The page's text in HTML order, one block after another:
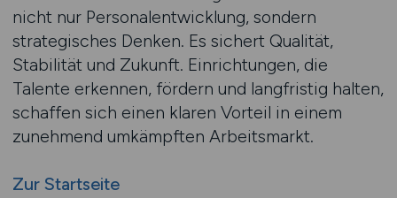
nicht nur Personalentwicklung, sondern
strategisches Denken. Es sichert Qualität,
Stabilität und Zukunft. Einrichtungen, die
Talente erkennen, fördern und langfristig halten,
schaffen sich einen klaren Vorteil in einem
zunehmend umkämpften Arbeitsmarkt.
Zur Startseite